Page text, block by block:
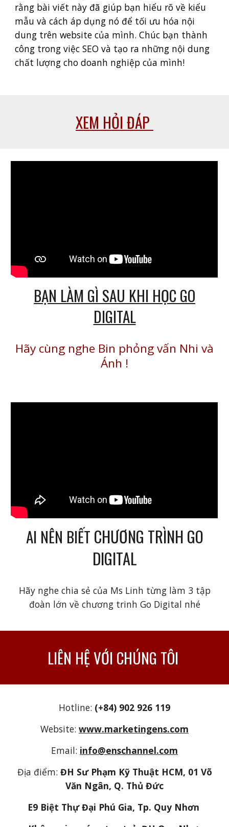
rằng bài viết này đã giúp bạn hiểu rõ về kiểu
mẫu và cách áp dụng nó để tối ưu hóa nội
dung trên website của mình. Chúc bạn thành
công trong việc SEO và tạo ra những nội dung
chất lượng cho doanh nghiệp của mình!
XEM HỎI ĐÁP
BẠN LÀM GÌ SAU KHI HỌC GO
DIGITAL
Hãy cùng nghe Bin phỏng vấn Nhi và
Ánh !
AI NÊN BIẾT CHƯƠNG TRÌNH GO
DIGITAL
Hãy nghe chia sẻ của Ms Linh từng làm 3 tập
đoàn lớn về chương trinh Go Digital nhé
LIÊN HỆ VỚI CHÚNG TÔI
Hotline: (+84) 902 926 119
Website: www.marketingens.com
Email: info@enschannel.com
Địa điểm: ĐH Sư Phạm Kỹ Thuật HCM, 01 Võ
Văn Ngân, Q. Thủ Đức
E9 Biệt Thự Đại Phú Gia, Tp. Quy Nhơn